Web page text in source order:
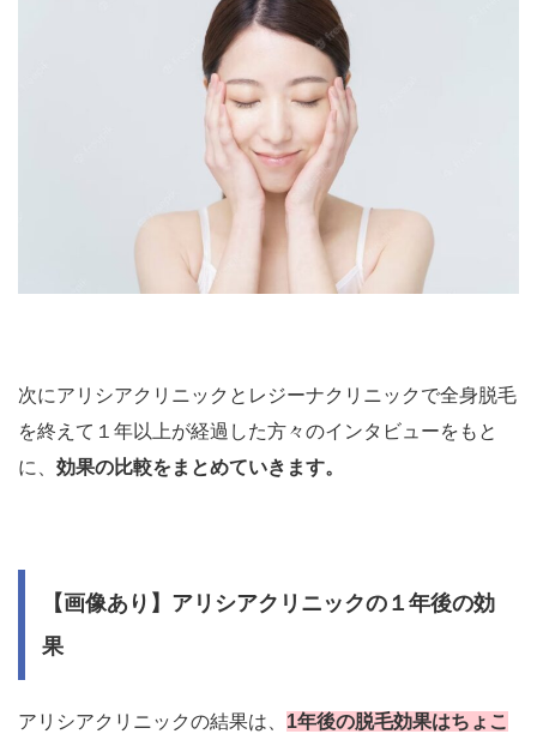
次にアリシアクリニックとレジーナクリニックで全身脱毛
を終えて１年以上が経過した方々のインタビューをもと
に、 効果の比較をまとめていきます。
【画像あり】アリシアクリニックの１年後の効
果
アリシアクリニックの結果は、 1年後の脱毛効果はちょこ